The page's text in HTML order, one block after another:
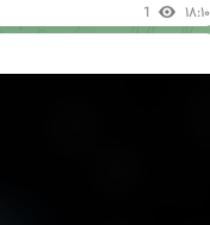
1 ۱۸:۱۰